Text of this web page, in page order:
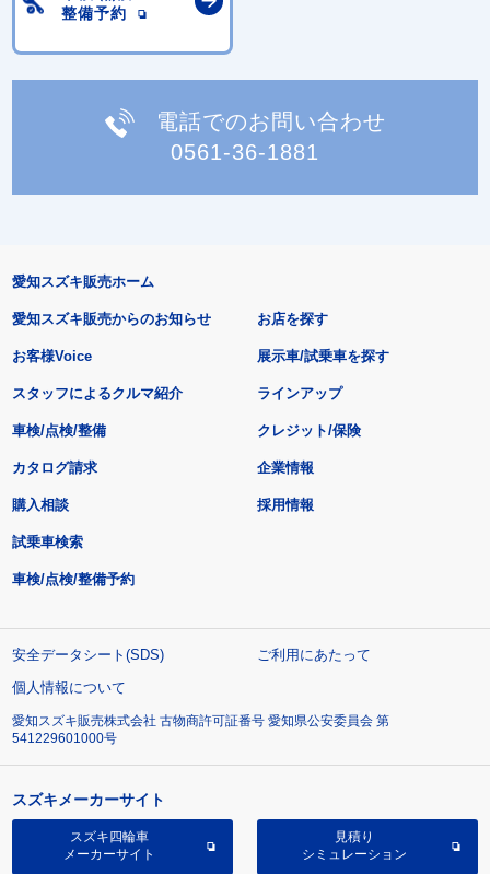
整備予約
電話でのお問い合わせ
0561-36-1881
愛知スズキ販売ホーム
愛知スズキ販売からのお知らせ
お客様Voice
スタッフによるクルマ紹介
お店を探す
展示車/試乗車を探す
ラインアップ
車検/点検/整備 クレジット/保険
カタログ請求
購入相談
試乗車検索
車検/点検/整備予約
企業情報
採用情報
安全データシート(SDS)
ご利用にあたって
個人情報について
愛知スズキ販売株式会社 古物商許可証番号 愛知県公安委員会 第
541229601000号
スズキメーカーサイト
スズキ四輪車
メーカーサイト
見積り
シミュレーション